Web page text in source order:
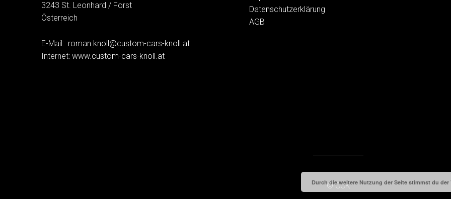
3243 St. Leonhard / Forst
Österreich
E-Mail: roman.knoll@custom-cars-knoll.at
Internet: www.custom-cars-knoll.at
Datenschutzerklärung
AGB
© CCK
Durch die weitere Nutzung der Seite stimmst du